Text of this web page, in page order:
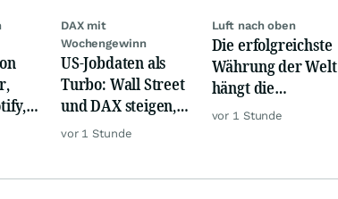
DAX mit
Wochengewinn
US-Jobdaten als
Turbo: Wall Street
und DAX steigen,
Gold glänzt
vor 1 Stunde
Luft nach oben
Die erfolgreichste
Währung der Welt
hängt die
Konkurrenz ab
vor 1 Stunde